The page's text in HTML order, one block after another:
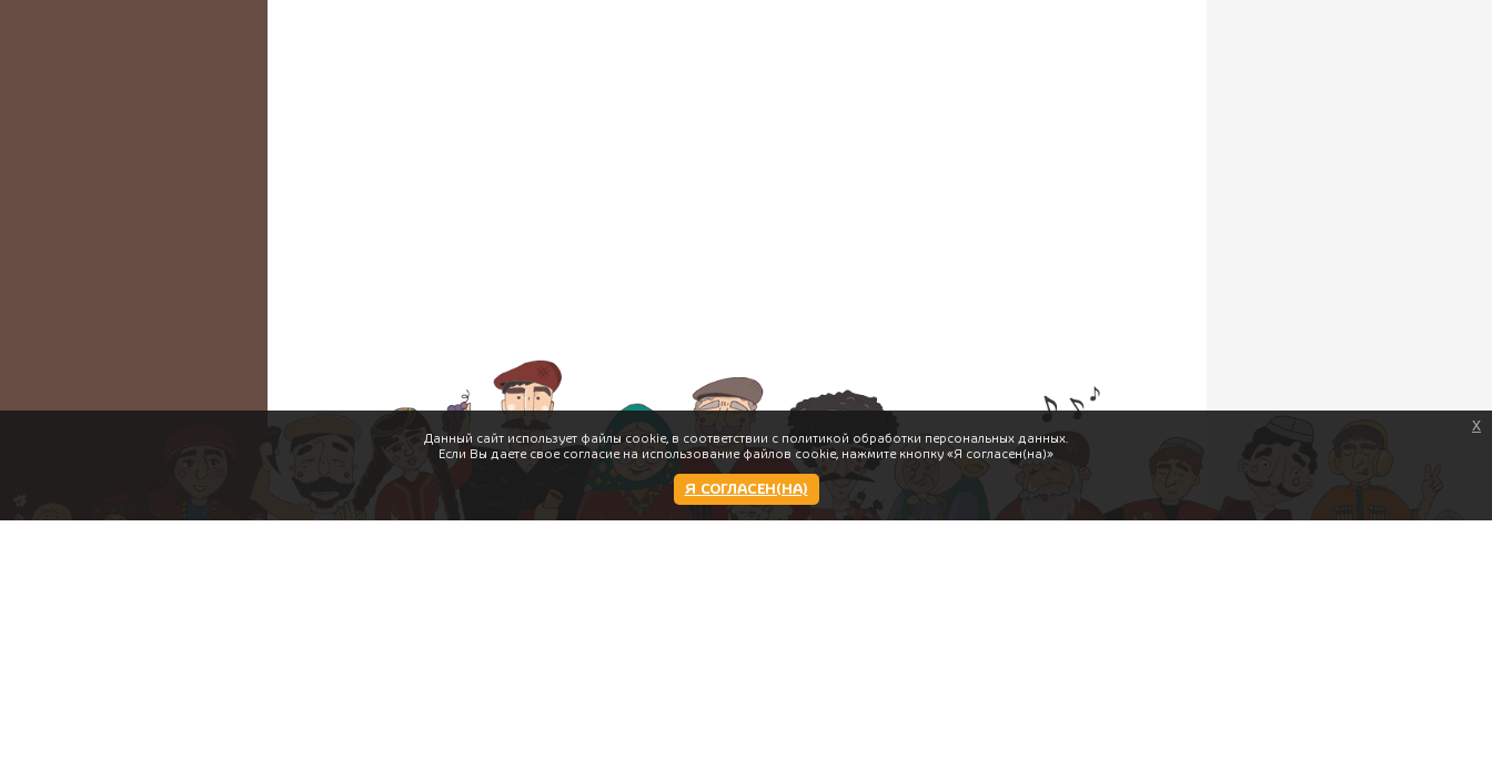
Данный сайт использует файлы cookie, в соответствии с политикой обработки персональных данных.
Если Вы даете свое согласие на использование файлов cookie, нажмите кнопку «Я согласен(на)»
Я СОГЛАСЕН(НА)
x